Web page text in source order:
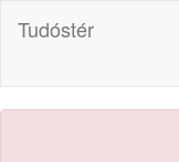
Tudóstér